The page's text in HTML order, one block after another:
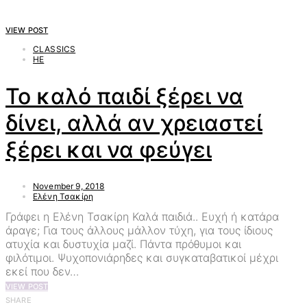
VIEW POST
CLASSICS
HE
Το καλό παιδί ξέρει να
δίνει, αλλά αν χρειαστεί
ξέρει και να φεύγει
November 9, 2018
Ελένη Τσακίρη
Γράφει η Ελένη Τσακίρη Καλά παιδιά.. Ευχή ή κατάρα
άραγε; Για τους άλλους μάλλον τύχη, για τους ίδιους
ατυχία και δυστυχία μαζί. Πάντα πρόθυμοι και
φιλότιμοι. Ψυχοπονιάρηδες και συγκαταβατικοί μέχρι
εκεί που δεν…
VIEW POST
SHARE